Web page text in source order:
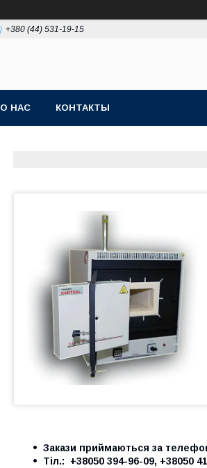
+380 (44) 531-19-15
О НАС КОНТАКТЫ
Закази приймаються за
Тіл.: +38050 394-96-09, +38050